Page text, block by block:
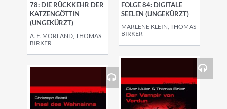
78: DIE RÜCKKEHR DER
KATZENGÖTTIN
(UNGEKÜRZT)
A. F. MORLAND, THOMAS
BIRKER
FOLGE 84: DIGITALE
SEELEN (UNGEKÜRZT)
MARLENE KLEIN, THOMAS
BIRKER